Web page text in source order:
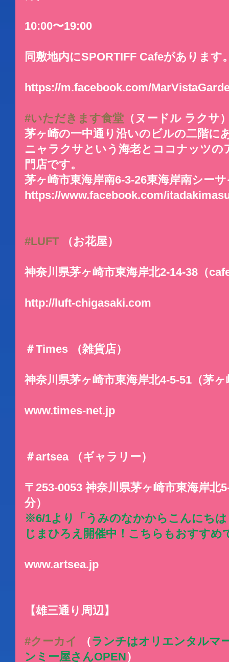
10:00〜19:00
同敷地内にSPORTIFF Cafeがあります
https://m.facebook.com/
#いただきます食堂 （ヌードル ラクサ
茅ヶ崎の一中通り沿いのビルの二階に
ニャラクサという海老とココナッツの
門店です。
茅ヶ崎市東海岸南6-3-26東海岸南シー
https://www.facebook.com/
#LUFT （お花屋）
神奈川県茅ヶ崎市東海岸北2-14-38（
http://luft-chigasaki.com
＃Times （雑貨店）
神奈川県茅ヶ崎市東海岸北4-5-51（茅
www.times-net.jp
＃artsea （ギャラリー）
〒253-0053 神奈川県茅ヶ崎市東海岸北
分）
※6/1より「うみのなかからこんにち
じまひろえ開催中！こちらもおすすめ
www.artsea.jp
【雄三通り周辺】
#クーカイ （ランチはオリエンタルマ
ンミー屋さんOPEN）